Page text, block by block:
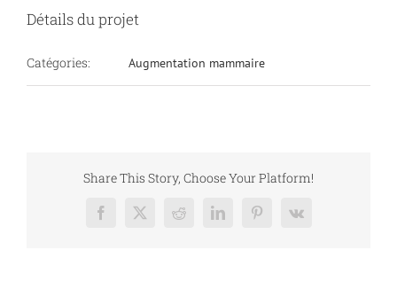
Détails du projet
Catégories: Augmentation mammaire
Share This Story, Choose Your Platform!
Facebook
X RedditLinkedInPinterest
Vk